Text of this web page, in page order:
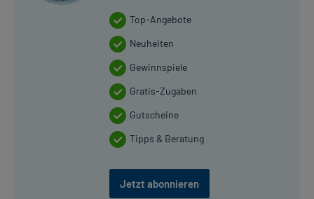
Top-Angebote
Neuheiten
Gewinnspiele
Gratis-Zugaben
Gutscheine
Tipps & Beratung
Jetzt abonnieren